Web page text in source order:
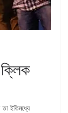
ক্লিক
তা ইতিমধ্যে